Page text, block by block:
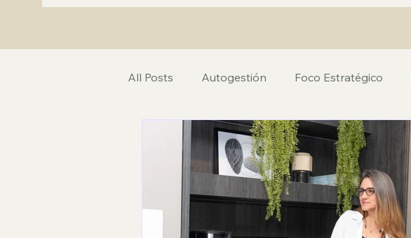
All Posts Autogestión Foco Estratégico